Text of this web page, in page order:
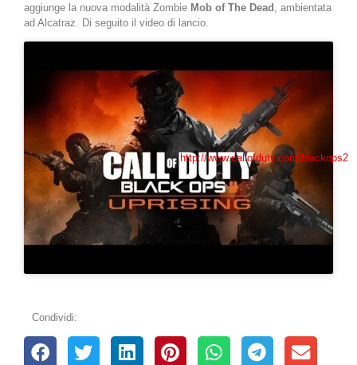
aggiunge la nuova modalità Zombie Mob of The Dead
, ambientata
ad Alcatraz. Di seguito il video di lancio.
http://www.callofduty.com/blackops2
Condividi: